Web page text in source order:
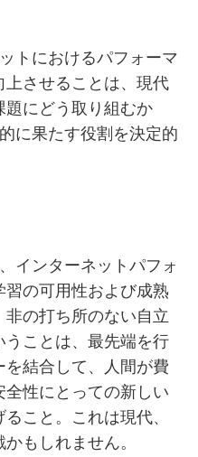
トにおけるパフォーマ
上させることは、現代
にどう取り組むか
に果たす役割を決定的
インターネットパフォ
の可用性および成熟
の打ち所のない自立
ことは、最先端を行
を結合して、人間が費
性にとっての新しい
こと。これは現代、
もしれません。